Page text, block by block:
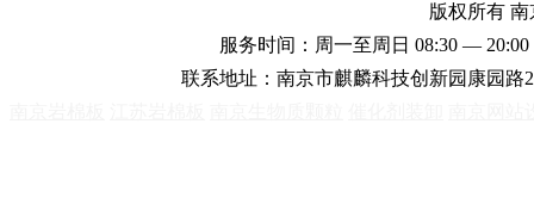
版权所有
服务时间：周一至周日 08:30 —
联系地址：南京市麒麟科技创新园康园